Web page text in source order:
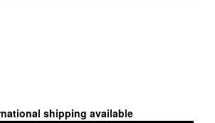
shipping available